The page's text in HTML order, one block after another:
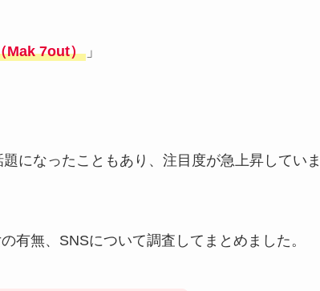
Mak 7out） 」
になったこともあり、注目度が急上昇してい
有無、SNSについて調査してまとめました。